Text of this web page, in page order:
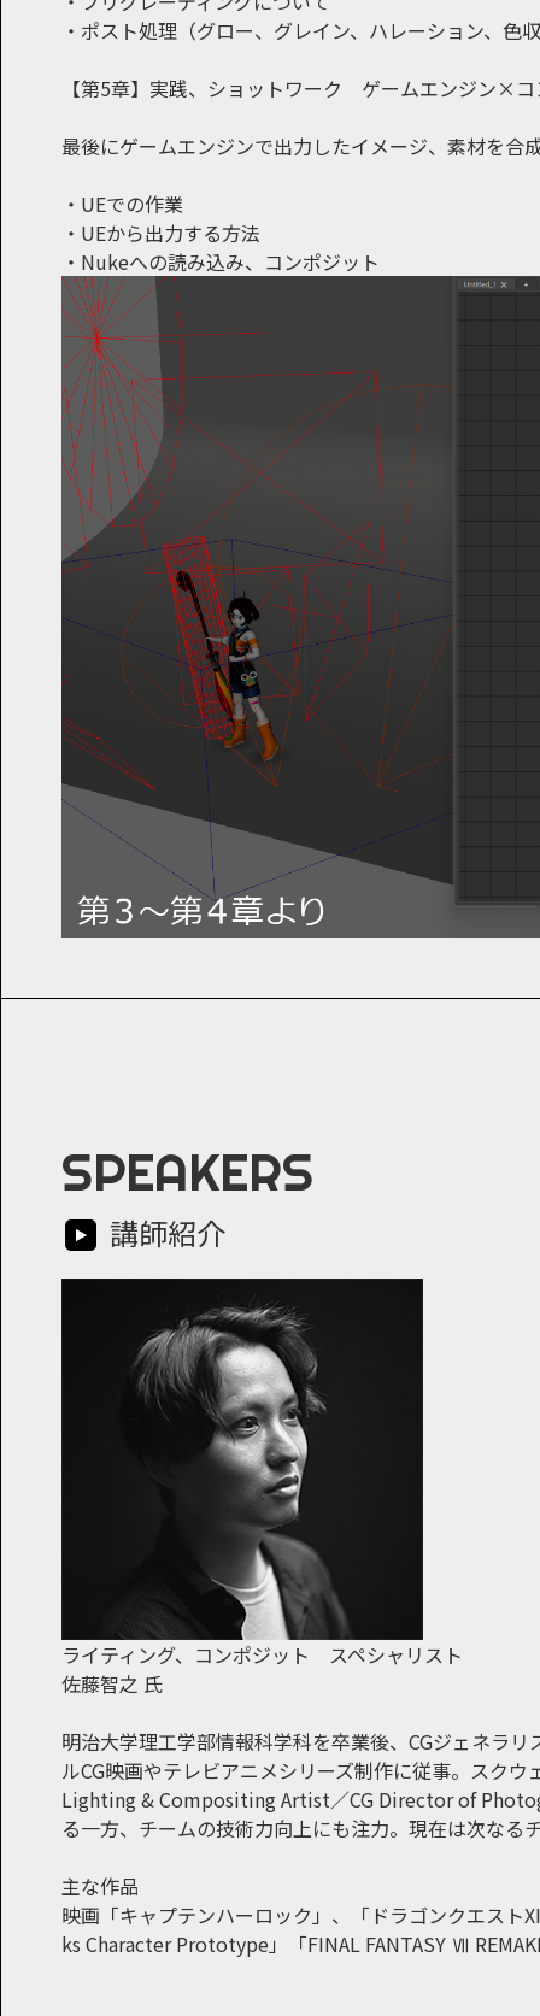
・ポスト処理（グロー、グレイン、ハレーション、色
【第5章】実践、ショットワーク ゲームエンジン×
最後にゲームエンジンで出力したイメージ、素材を合
・UEでの作業
・UEから出力する方法
・Nukeへの読み込み、コンポジット
SPEAKERS
講師紹介
ライティング、コンポジット スペシャリスト
佐藤智之 氏
明治大学理工学部情報科学科を卒業後、CGジェネラ
ルCG映画やテレビアニメシリーズ制作に従事。スク
Lighting & Compositing Artist／CG Director of
る一方、チームの技術力向上にも注力。現在は次なる
主な作品
映画「キャプテンハーロック」、「ドラゴンクエスト
ks Character Prototype」「FINAL FANTASY Ⅶ